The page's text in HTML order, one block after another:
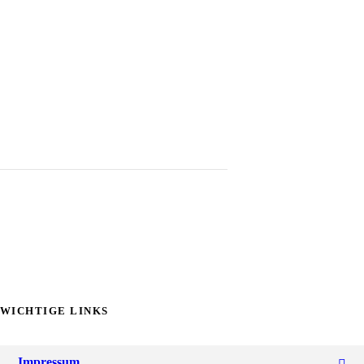
WICHTIGE LINKS